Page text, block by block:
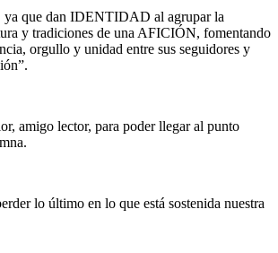
ya que dan IDENTIDAD al agrupar la
y tradiciones de una AFICIÓN, fomentando
orgullo y unidad entre sus seguidores y
amigo lector, para poder llegar al punto
lo último en lo que está sostenida nuestra